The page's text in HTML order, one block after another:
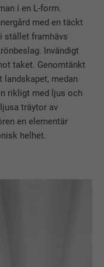
i en L-form.
med en täckt
stället framhävs
Invändigt
taket. Genomtänkt
medan
rikligt med ljus och
träytor av
en elementär
helhet.